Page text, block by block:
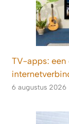
TV-apps: een
6 augustus 2026